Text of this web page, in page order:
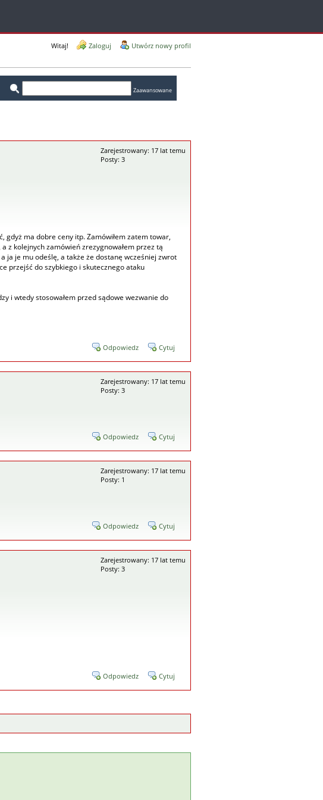
Witaj! Zaloguj
Utwórz nowy profil
Zaawansowane
Zarejestrowany: 17 lat temu
Posty: 3
gdyż ma dobre ceny itp. Zamówiłem zatem towar,
z kolejnych zamówień zrezygnowałem przez tą
ja je mu odeślę, a także że dostanę wcześniej zwrot
przejść do szybkiego i skutecznego ataku
i wtedy stosowałem przed sądowe wezwanie do
Odpowiedz Cytuj
Zarejestrowany: 17 lat temu
Posty: 3
Odpowiedz Cytuj
Zarejestrowany: 17 lat temu
Posty: 1
Odpowiedz Cytuj
Zarejestrowany: 17 lat temu
Posty: 3
Odpowiedz Cytuj